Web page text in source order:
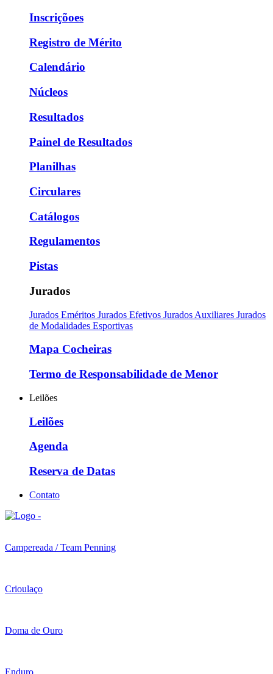
Inscriçõoes
Registro de Mérito
Calendário
Núcleos
Resultados
Painel de Resultados
Planilhas
Circulares
Catálogos
Regulamentos
Pistas
Jurados
Jurados Eméritos Jurados Efetivos Jurados Auxiliares Jurados
de Modalidades Esportivas
Mapa Cocheiras
Termo de Responsabilidade de Menor
Leilões
Leilões
Agenda
Reserva de Datas
Contato
Campereada / Team Penning
Crioulaço
Doma de Ouro
Enduro